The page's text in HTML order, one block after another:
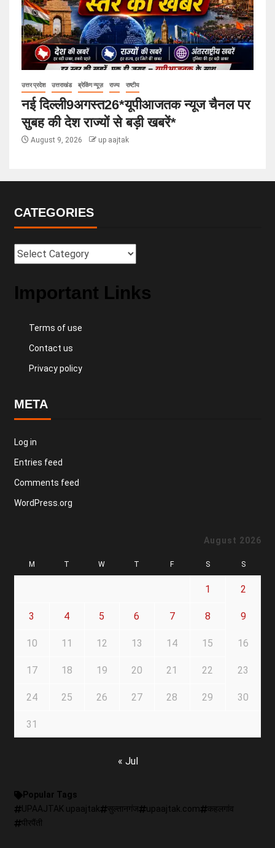
उत्तर प्रदेश उत्तराखंड ब्रेकिंग न्यूज़ राज्य राष्टीय
नई दिल्ली9अगस्त26*यूपीआजतक न्यूज चैनल पर
सुबह की देश राज्यों से बड़ी खबरें*
August 9, 2026 up aajtak
CATEGORIES
Important Links
Terms of use
Contact us
Privacy policy
META
Log in
Entries feed
Comments feed
WordPress.org
August 2026
M T W T F S S
1 2
3 4 5 6 7 8 9
10 11 12 13 14 15 16
17 18 19 20 21 22 23
24 25 26 27 28 29 30
31
« Jul
Popular Tags
UPAAJTAK upaajtak
सुल्तानगंज upaajtak.com
कहलगांव
पीरपैंती